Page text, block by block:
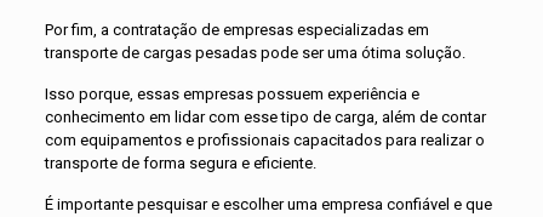
Por fim, a contratação de empresas especializadas em
transporte de cargas pesadas pode ser uma ótima solução.
Isso porque, essas empresas possuem experiência e
conhecimento em lidar com esse tipo de carga, além de contar
com equipamentos e profissionais capacitados para realizar o
transporte de forma segura e eficiente.
É importante pesquisar e escolher uma empresa confiável e que